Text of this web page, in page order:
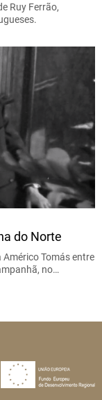
Ruy Ferrão,
do Norte
Tomás entre
no…